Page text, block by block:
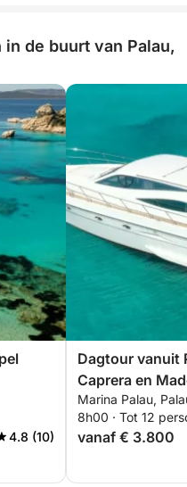
de buurt van Palau,
4.8 (10)
Dagtour vanuit
Caprera en
Marina Palau,
8h00 · Tot 12
vanaf € 3.800